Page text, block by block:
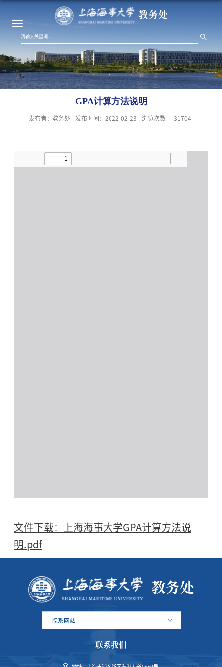
教务处
GPA计算方法说明
发布者：教务处 发布时间：2022-02-23 浏览次数： 31704
文件下载：上海海事大学GPA计算方法说
明.pdf
教务处
院系网站
联系我们